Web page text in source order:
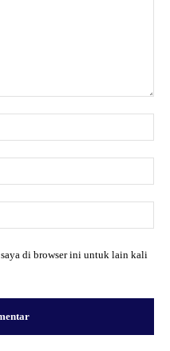
di browser ini untuk lain kali